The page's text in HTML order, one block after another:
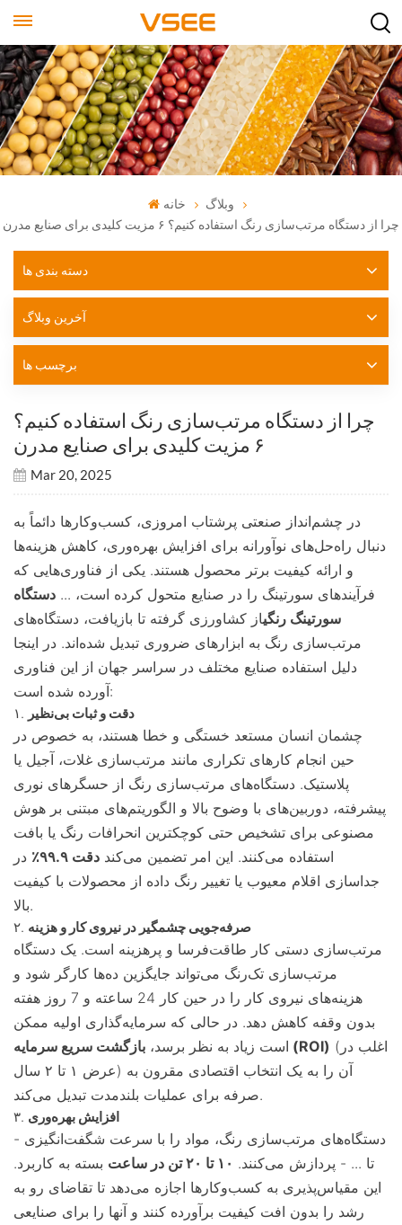
خانه
وبلاگ
چرا از دستگاه مرتب‌سازی رنگ استفاده کنیم؟ ۶ مزیت کلیدی برای صنایع مدرن
دسته بندی ها
آخرین وبلاگ
برچسب ها
چرا از دستگاه مرتب‌سازی رنگ استفاده کنیم؟
۶ مزیت کلیدی برای صنایع مدرن
Mar 20, 2025
در چشم‌انداز صنعتی پرشتاب امروزی، کسب‌وکارها دائماً به
دنبال راه‌حل‌های نوآورانه برای افزایش بهره‌وری، کاهش هزینه‌ها
و ارائه کیفیت برتر محصول هستند. یکی از فناوری‌هایی که
فرآیندهای سورتینگ را در صنایع متحول کرده است، ... دستگاه
سورتینگ رنگیاز کشاورزی گرفته تا بازیافت، دستگاه‌های
مرتب‌سازی رنگ به ابزارهای ضروری تبدیل شده‌اند. در اینجا
دلیل استفاده صنایع مختلف در سراسر جهان از این فناوری
آورده شده است:
۱. دقت و ثبات بی‌نظیر
چشمان انسان مستعد خستگی و خطا هستند، به خصوص در
حین انجام کارهای تکراری مانند مرتب‌سازی غلات، آجیل یا
پلاستیک. دستگاه‌های مرتب‌سازی رنگ از حسگرهای نوری
پیشرفته، دوربین‌های با وضوح بالا و الگوریتم‌های مبتنی بر هوش
مصنوعی برای تشخیص حتی کوچکترین انحرافات رنگ یا بافت
استفاده می‌کنند. این امر تضمین می‌کند دقت ۹۹.۹٪
در
جداسازی اقلام معیوب یا تغییر رنگ داده از محصولات با کیفیت
بالا.
۲. صرفه‌جویی چشمگیر در نیروی کار و هزینه
مرتب‌سازی دستی کار طاقت‌فرسا و پرهزینه است. یک دستگاه
مرتب‌سازی تک‌رنگ می‌تواند جایگزین ده‌ها کارگر شود و
هزینه‌های نیروی کار را در حین کار 24 ساعته و 7 روز هفته
بدون وقفه کاهش دهد. در حالی که سرمایه‌گذاری اولیه ممکن
است زیاد به نظر برسد، بازگشت سریع سرمایه (ROI) (اغلب در
عرض ۱ تا ۲ سال) آن را به یک انتخاب اقتصادی مقرون به
صرفه برای عملیات بلندمدت تبدیل می‌کند.
۳. افزایش بهره‌وری
دستگاه‌های مرتب‌سازی رنگ، مواد را با سرعت شگفت‌انگیزی -
تا ... - پردازش می‌کنند. ۱۰ تا ۲۰ تن در ساعت
بسته به کاربرد.
این مقیاس‌پذیری به کسب‌وکارها اجازه می‌دهد تا تقاضای رو به
رشد را بدون افت کیفیت برآورده کنند و آنها را برای صنایعی